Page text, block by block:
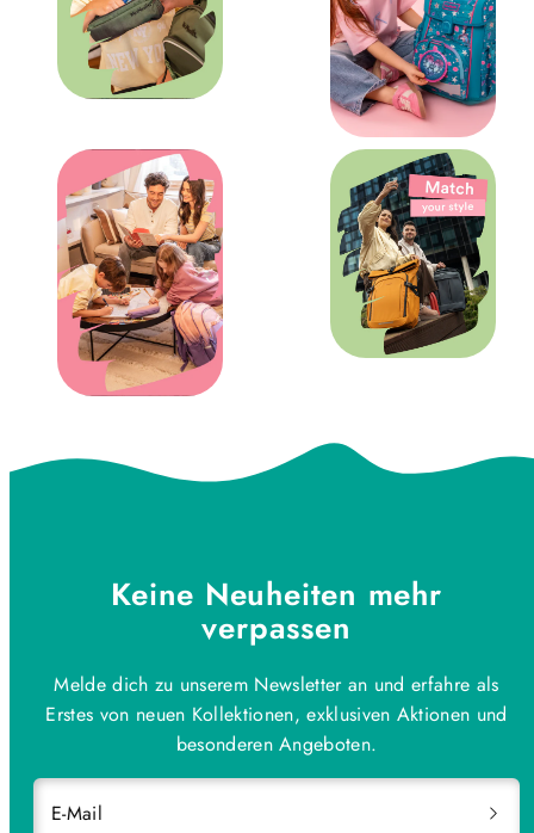
Keine Neuheiten mehr
verpassen
Melde dich zu unserem Newsletter an und erfahre als
Erstes von neuen Kollektionen, exklusiven Aktionen und
besonderen Angeboten.
E-Mail